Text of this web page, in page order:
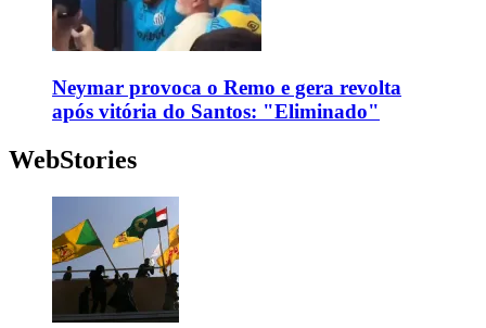
Neymar provoca o Remo e gera revolta
após vitória do Santos: "Eliminado"
WebStories